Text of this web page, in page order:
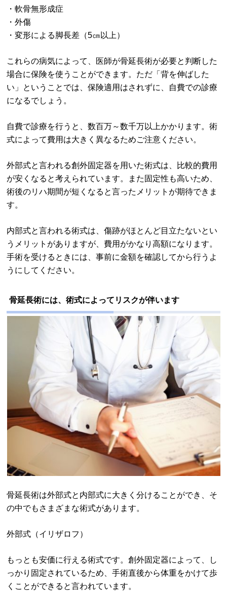
・軟骨無形成症
・外傷
・変形による脚長差（5㎝以上）
これらの病気によって、医師が骨延長術が必要と判断した
場合に保険を使うことができます。ただ「背を伸ばした
い」ということでは、保険適用はされずに、自費での診療
になるでしょう。
自費で診療を行うと、数百万～数千万以上かかります。術
式によって費用は大きく異なるためご注意ください。
外部式と言われる創外固定器を用いた術式は、比較的費用
が安くなると考えられています。また固定性も高いため、
術後のリハ期間が短くなると言ったメリットが期待できま
す。
内部式と言われる術式は、傷跡がほとんど目立たないとい
うメリットがありますが、費用がかなり高額になります。
手術を受けるときには、事前に金額を確認してから行うよ
うにしてください。
骨延長術には、術式によってリスクが伴います
骨延長術は外部式と内部式に大きく分けることができ、そ
の中でもさまざまな術式があります。
外部式（イリザロフ）
もっとも安価に行える術式です。創外固定器によって、し
っかり固定されているため、手術直後から体重をかけて歩
くことができると言われています。